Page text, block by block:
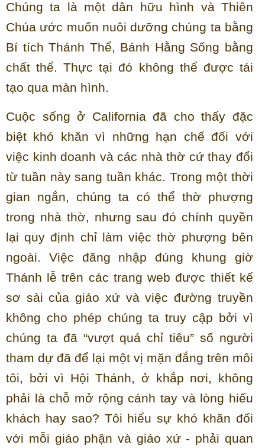
Chúng ta là một dân hữu hình và Thiên
Chúa ước muốn nuôi dưỡng chúng ta bằng
Bí tích Thánh Thể, Bánh Hằng Sống bằng
chất thể. Thực tại đó không thể được tái
tạo qua màn hình.
Cuộc sống ở California đã cho thấy đặc
biệt khó khăn vì những hạn chế đối với
việc kinh doanh và các nhà thờ cứ thay đổi
từ tuần này sang tuần khác. Trong một thời
gian ngắn, chúng ta có thể thờ phượng
trong nhà thờ, nhưng sau đó chính quyền
lại quy định chỉ làm việc thờ phượng bên
ngoài. Việc đăng nhập đúng khung giờ
Thánh lễ trên các trang web được thiết kế
sơ sài của giáo xứ và việc đường truyền
không cho phép chúng ta truy cập bởi vì
chúng ta đã “vượt quá chỉ tiêu” số người
tham dự đã để lại một vị mặn đắng trên môi
tôi, bởi vì Hội Thánh, ở khắp nơi, không
phải là chỗ mở rộng cánh tay và lòng hiếu
khách hay sao? Tôi hiểu sự khó khăn đối
với mỗi giáo phận và giáo xứ - phải quan